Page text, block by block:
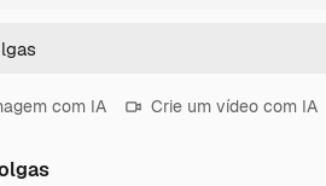
com IA Crie um vídeo com IA